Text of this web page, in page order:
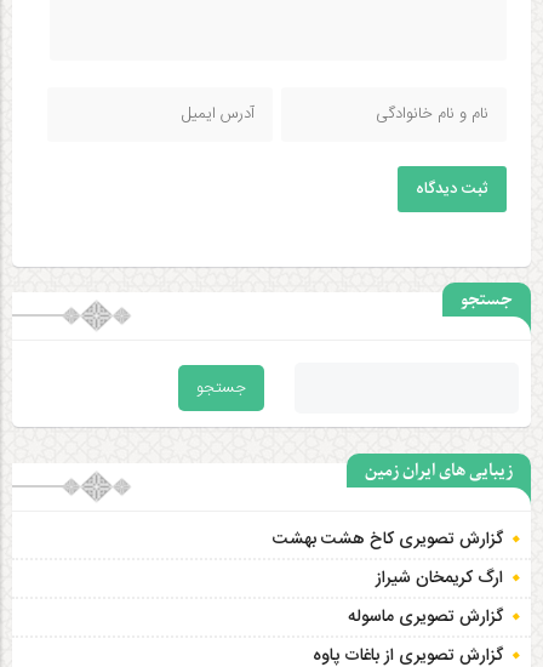
ثبت دیدگاه
جستجو
زیبایی های ایران زمین
گزارش تصویری کاخ هشت‌ بهشت
ارگ کریمخان شیراز
گزارش تصویری ماسوله
گزارش تصویری از باغات پاوه